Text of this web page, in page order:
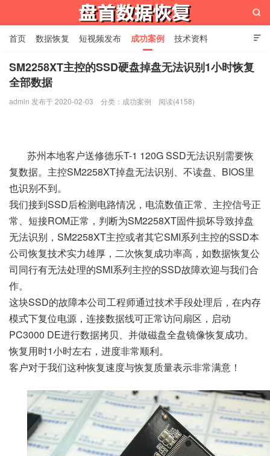
苏州盘首数据恢复

首页 数据恢复 短视频发布 成功案例 技术资料
关于我们 设备展示 常见问题

SM2258XT主控的SSD硬盘掉盘无法识别1小时恢复
全部数据
admin 发布于 2020-02-03 分类： 成功案例 阅读(4158)
苏州本地客户送修德乐T-1 120G SSD无法识别需要恢
复数据。主控SM2258XT掉盘无法识别、不读盘、BIOS里
也识别不到。
我们接到SSD后检测电路情况，电流数值正常、主控信号正
常、短接ROM正常，判断为SM2258XT固件损坏导致掉盘
无法识别，SM2258XT主控或者其它SMI系列主控的SSD本
公司恢复技术实力雄厚，二次恢复成功率高，如数据恢复公
司同行有无法处理的SMI系列主控的SSD故障欢迎与我们合
作。
这块SSD的故障本公司工程师通过技术手段处理后，在内存
模式下复位电源，连接数据线可正常访问扇区，启动
PC3000 DE进行数据拷贝、并做磁盘全盘镜像恢复成功。
恢复用时1小时左右，进度非常顺利。
客户对于我们这种恢复速度与恢复质量表示非常满意！